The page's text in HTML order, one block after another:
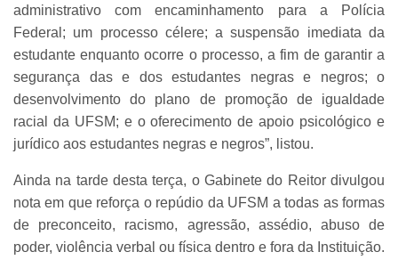
administrativo com encaminhamento para a Polícia
Federal; um processo célere; a suspensão imediata da
estudante enquanto ocorre o processo, a fim de garantir a
segurança das e dos estudantes negras e negros; o
desenvolvimento do plano de promoção de igualdade
racial da UFSM; e o oferecimento de apoio psicológico e
jurídico aos estudantes negras e negros”, listou.
Ainda na tarde desta terça, o Gabinete do Reitor divulgou
nota em que reforça o repúdio da UFSM a todas as formas
de preconceito, racismo, agressão, assédio, abuso de
poder, violência verbal ou física dentro e fora da Instituição.